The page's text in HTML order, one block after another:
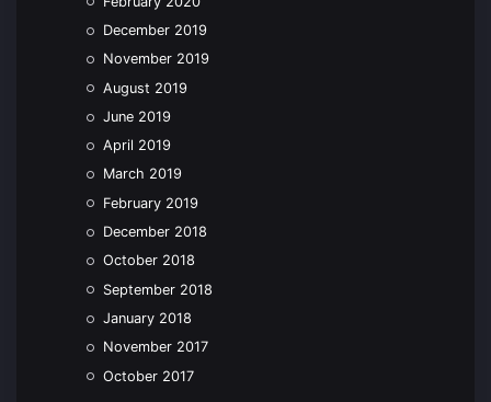
December 2019
November 2019
August 2019
June 2019
April 2019
March 2019
February 2019
December 2018
October 2018
September 2018
January 2018
November 2017
October 2017